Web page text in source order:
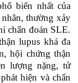
biến nhất của
thường xảy
chẩn đoán SLE.
lupus khá đa
hội chứng thận
lượng nặng, tử
hiện và chẩn